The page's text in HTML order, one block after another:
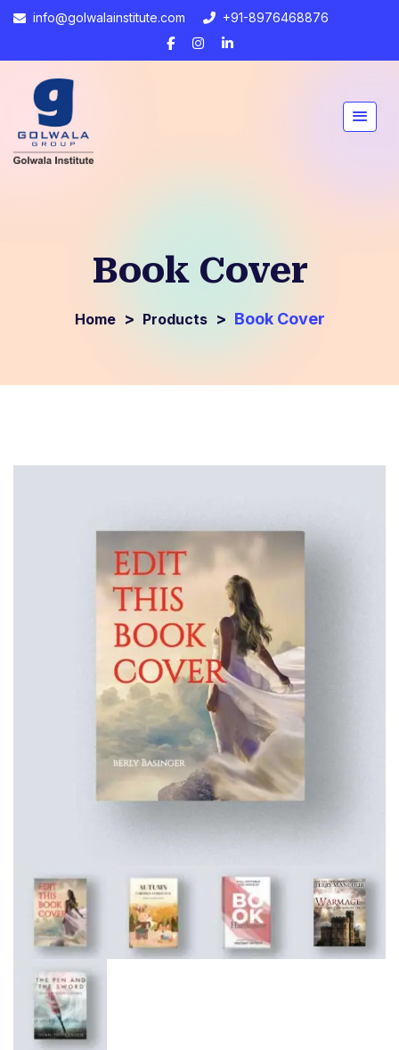
info@golwalainstitute.com +91-8976468876
Book Cover
> Products > Book Cover